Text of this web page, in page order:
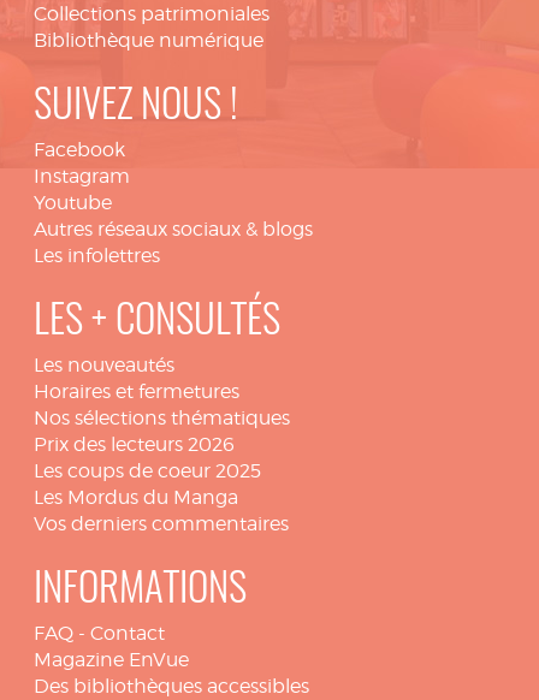
Collections patrimoniales
Bibliothèque numérique
SUIVEZ NOUS !
Facebook
Instagram
Youtube
Autres réseaux sociaux & blogs
Les infolettres
LES + CONSULTÉS
Les nouveautés
Horaires et fermetures
Nos sélections thématiques
Prix des lecteurs 2026
Les coups de coeur 2025
Les Mordus du Manga
Vos derniers commentaires
INFORMATIONS
FAQ - Contact
Magazine EnVue
Des bibliothèques accessibles